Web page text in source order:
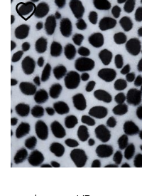
הוסף ל
WISHLIST